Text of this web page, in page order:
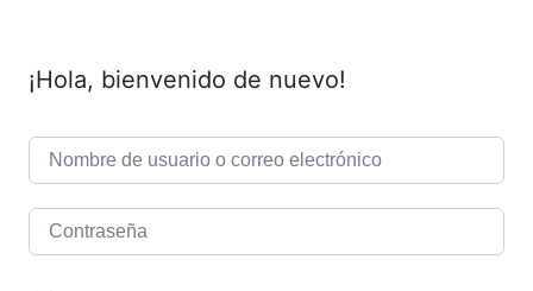
¡Hola, bienvenido de nuevo!